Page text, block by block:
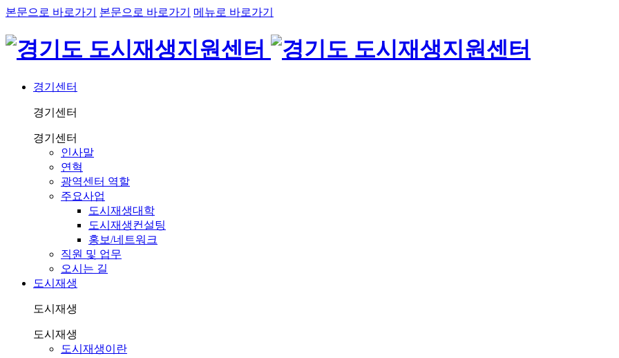
본문으로 바로가기 본문으로 바로가기 메뉴로 바로가기
경기센터
경기센터
경기센터
인사말
연혁
광역센터 역할
주요사업
도시재생대학
도시재생컨설팅
홍보/네트워크
직원 및 업무
오시는 길
도시재생
도시재생
도시재생
도시재생이란